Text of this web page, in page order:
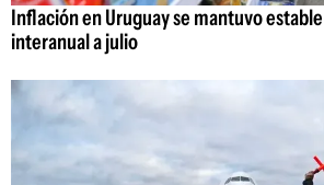
Inflación en Uruguay se mantuvo
interanual a julio